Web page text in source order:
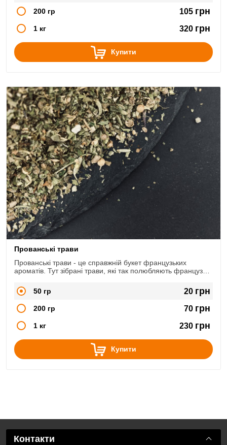
200 гр 105 грн
1 кг 320 грн
Купити
Прованські трави
Прованські трави - це справжній букет французьких
ароматів. Тут зібрані трави, які так полюбляють французькі
народів світу. І використовують її в багатьох країнах.
50 гр 20 грн
200 гр 70 грн
1 кг 230 грн
Купити
Контакти